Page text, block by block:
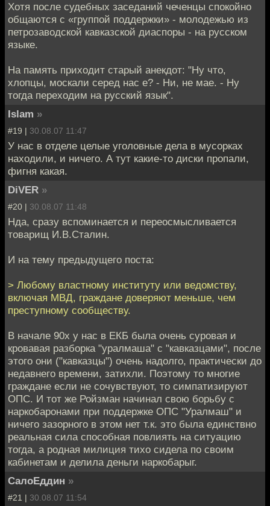
Хотя после судебных заседаний чеченцы спокойно
общаются с «группой поддержки» - молодежью из
петрозаводской кавказской диаспоры - на русском
языке.
На память приходит старый анекдот: "Ну что,
хлопцы, москали серед нас е? - Ни, не мае. - Ну
тогда переходим на русcкий язык".
Islam »
#19 | 30.08.07 11:47
У нас в отделе целые уголовные дела в мусорках
находили, и ничего. А тут какие-то диски пропали,
фигня какая.
DiVER »
#20 | 30.08.07 11:48
Нда, сразу вспоминается и переосмысливается
товарищ И.В.Сталин.
И на тему предыдущего поста:
> Любому властному институту или ведомству,
включая МВД, граждане доверяют меньше, чем
преступному сообществу.
В начале 90х у нас в ЕКБ была очень суровая и
кровавая разборка "уралмаша" с "кавказцами", после
этого они ("кавказцы") очень надолго, практически до
недавнего времени, затихли. Поэтому то многие
граждане если не сочувствуют, то симпатизируют
ОПС. И тот же Ройзман начинал свою борьбу с
наркобаронами при поддержке ОПС "Уралмаш" и
ничего зазорного в этом нет т.к. это была единствно
реальная сила способная повлиять на ситуацию
тогда, а родная милиция тихо сидела по своим
кабинетам и делила деньги наркобарыг.
СалоЕддин »
#21 | 30.08.07 11:54